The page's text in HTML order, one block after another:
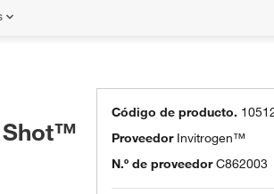
Shot™
Código de producto.
Proveedor Invitrogen™
N.º de proveedor C862003